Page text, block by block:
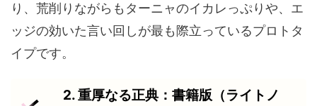
り、荒削りながらもターニャのイカレっぷりや、エ
ッジの効いた言い回しが最も際立っているプロトタ
イプです。
2. 重厚なる正典：書籍版（ライトノ